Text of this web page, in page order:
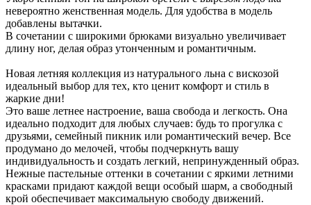
невероятно женственная модель. Для удобства в модель
добавлены вытачки.
В сочетании с широкими брюками визуально увеличивает
длину ног, делая образ утонченным и романтичным.
Новая летняя коллекция из натурального льна с вискозой
идеальный выбор для тех, кто ценит комфорт и стиль в
жаркие дни!
Это ваше летнее настроение, ваша свобода и легкость. Она
идеально подходит для любых случаев: будь то прогулка с
друзьями, семейный пикник или романтический вечер. Все
продумано до мелочей, чтобы подчеркнуть вашу
индивидуальность и создать легкий, непринужденный образ.
Нежные пастельные оттенки в сочетании с яркими летними
красками придают каждой вещи особый шарм, а свободный
крой обеспечивает максимальную свободу движений.